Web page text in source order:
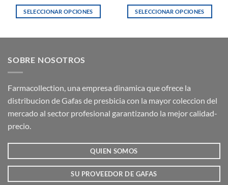
SELECCIONAR OPCIONES
variantes.
opciones
se
elegir
de
producto
SELECCIONAR OPCIONES
opciones
elegir
de
SOBRE NOSOTROS
Farmacollection, una empresa dinamica que ofrece la
distribucion de Gafas de presbicia con la mayor coleccion del
mercado al sector profesional garantizando la mejor calidad-
precio.
QUIEN SOMOS
SU PROVEEDOR DE GAFAS